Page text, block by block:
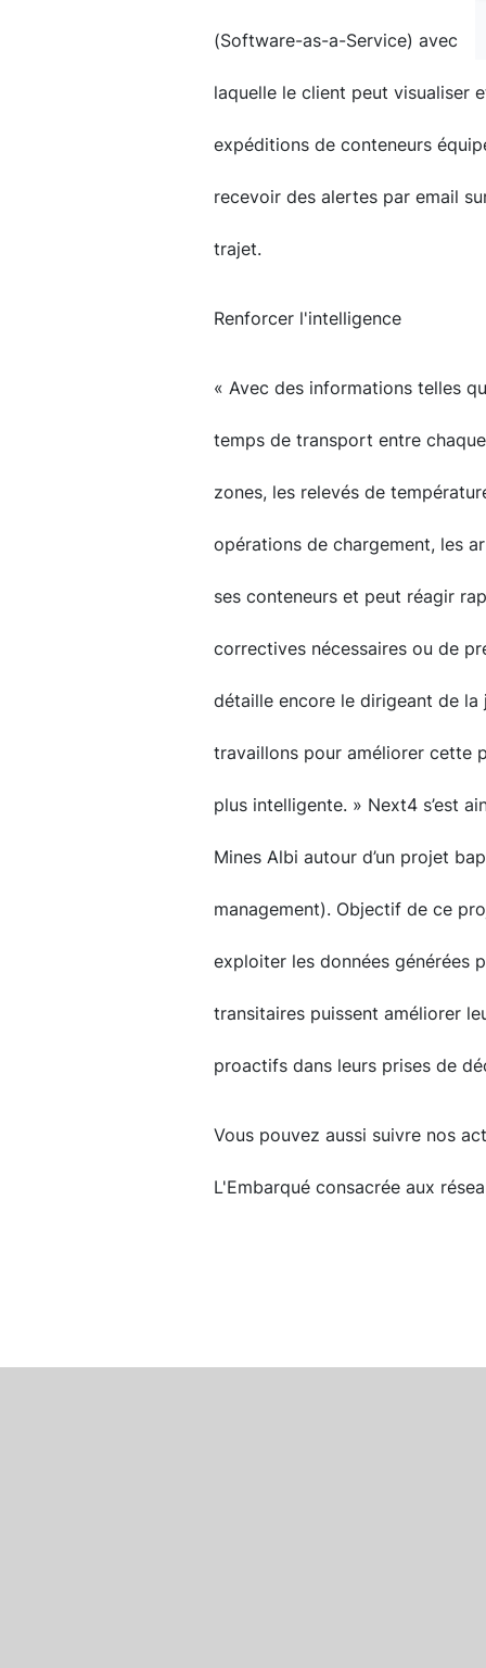
(Software-as-a-Service) avec
laquelle le client peut visualiser
expéditions de conteneurs
recevoir des alertes par email
trajet.
Renforcer l'intelligence
« Avec des informations telles
temps de transport entre
zones, les relevés de
opérations de chargement, les
ses conteneurs et peut réagir
correctives nécessaires ou de
détaille encore le dirigeant de la
travaillons pour améliorer cette
plus intelligente. » Next4 s’est
Mines Albi autour d’un projet
management). Objectif de ce
exploiter les données générées
transitaires puissent améliorer
proactifs dans leurs prises de
Vous pouvez aussi suivre nos
L'Embarqué consacrée aux